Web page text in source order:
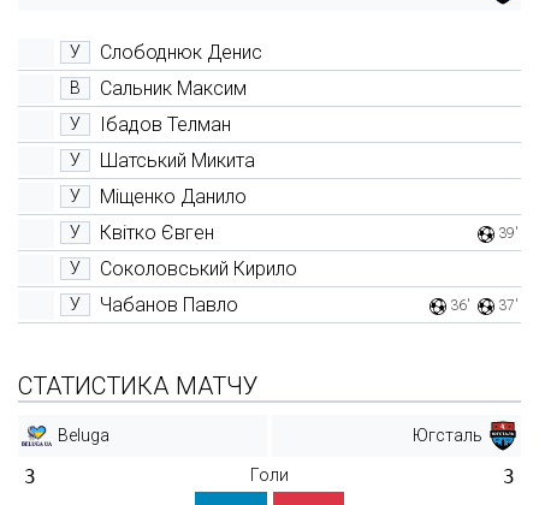
У Слободнюк Денис
В Сальник Максим
У Ібадов Телман
У Шатський Микита
У Міщенко Данило
У Квітко Євген 39'
У Соколовський Кирило
У Чабанов Павло 36' 37'
СТАТИСТИКА МАТЧУ
Beluga Югсталь
3 Голи 3